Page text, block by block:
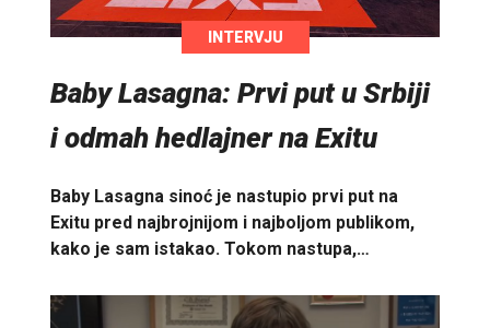
INTERVJU
Baby Lasagna: Prvi put u Srbiji
i odmah hedlajner na Exitu
Baby Lasagna sinoć je nastupio prvi put na
Exitu pred najbrojnijom i najboljom publikom,
kako je sam istakao. Tokom nastupa,…